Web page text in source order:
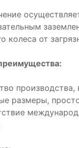
колеса от
размеры,